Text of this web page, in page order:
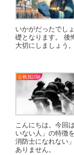
いかがだったでし
礎となります。 後
大切にしましょう。
公務員試験
こんにちは。今回
いない人」の特徴
消防士になれない
ありません。